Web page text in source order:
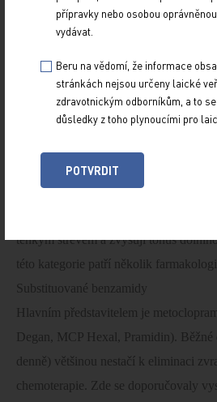
hydrosolubilní proléčivo s kódovým
receptoru výrazné účinky antianxiózní
Antagonisté dopaminových receptoru
Antagonisté dopaminových receptoru
periferie, ale pusobí antagonisticky
dopaminových receptorech [21].
tenkým střevem a zvyšují tonus
této kategorie patří několik
Substituované benzamidy
Hlavním představitelem je
Degan, MCP Hexal, Pramidin).
denně) většinou nestačí k eliminaci
chemoterapie. Zde se doporučovaly
přípravky nebo osobou
vydávat.
Beru na vědomí, že informace
stránkách nejsou určeny laické
zdravotnickým odborníkům, a to
důsledky z toho plynoucími pro
POTVRDIT